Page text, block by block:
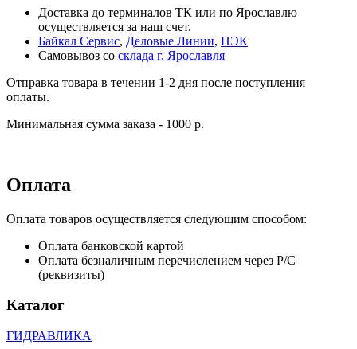
Доставка до терминалов ТК или по Ярославлю
осуществляется за наш счет.
Байкал Сервис, Деловые Линии, ПЭК
Самовывоз со склада г. Ярославля
Отправка товара в течении 1-2 дня после поступления
оплаты.
Минимальная сумма заказа - 1000 р.
Оплата
Оплата товаров осуществляется следующим способом:
Оплата банковской картой
Оплата безналичным перечислением через Р/С
(реквизиты)
Каталог
ГИДРАВЛИКА